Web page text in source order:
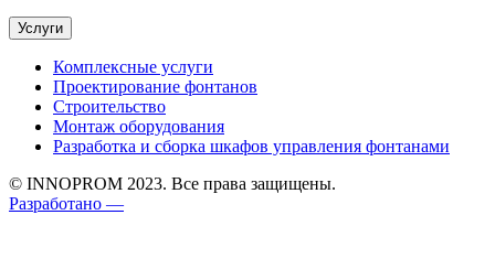
Услуги
Комплексные услуги
Проектирование фонтанов
Строительство
Монтаж оборудования
Разработка и сборка шкафов управления фонтанами
© INNOPROM 2023. Все права защищены.
Разработано —